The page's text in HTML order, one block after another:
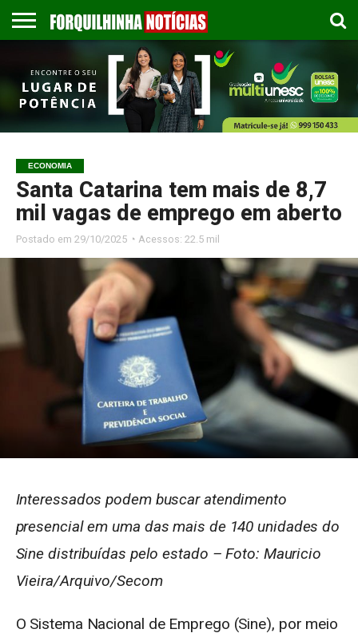
EMPREGOS
ESPORTES
PUBLICAÇÃO
LEGAL
GASTRONOMIA
CONTATO
ECONOMIA
Santa Catarina tem mais de 8,7
mil vagas de emprego em aberto
Postado em 29/10/2025 ◔ Acessos: 22.5 mil
Interessados podem buscar atendimento
presencial em uma das mais de 140 unidades do
Sine distribuídas pelo estado – Foto: Mauricio
Vieira/Arquivo/Secom
O Sistema Nacional de Emprego (Sine), por meio